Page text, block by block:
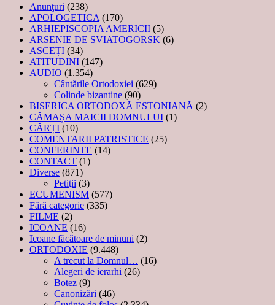
Anunţuri (238)
APOLOGETICA (170)
ARHIEPISCOPIA AMERICII (5)
ARSENIE DE SVIATOGORSK (6)
ASCEȚI (34)
ATITUDINI (147)
AUDIO (1.354)
Cântările Ortodoxiei (629)
Colinde bizantine (90)
BISERICA ORTODOXĂ ESTONIANĂ (2)
CĂMAȘA MAICII DOMNULUI (1)
CĂRȚI (10)
COMENTARII PATRISTICE (25)
CONFERINTE (14)
CONTACT (1)
Diverse (871)
Petiţii (3)
ECUMENISM (577)
Fără categorie (335)
FILME (2)
ICOANE (16)
Icoane făcătoare de minuni (2)
ORTODOXIE (9.448)
A trecut la Domnul… (16)
Alegeri de ierarhi (26)
Botez (9)
Canonizări (46)